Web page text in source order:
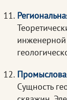
Сущность